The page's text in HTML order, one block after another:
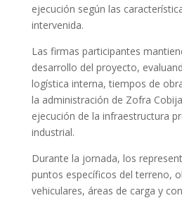
ejecución según las
intervenida.
Las firmas participantes
desarrollo del proyecto,
logística interna, tiempos de
la administración de Zofra
ejecución de la infraestructura
industrial.
Durante la jornada, los
puntos específicos del terreno,
vehiculares, áreas de carga y